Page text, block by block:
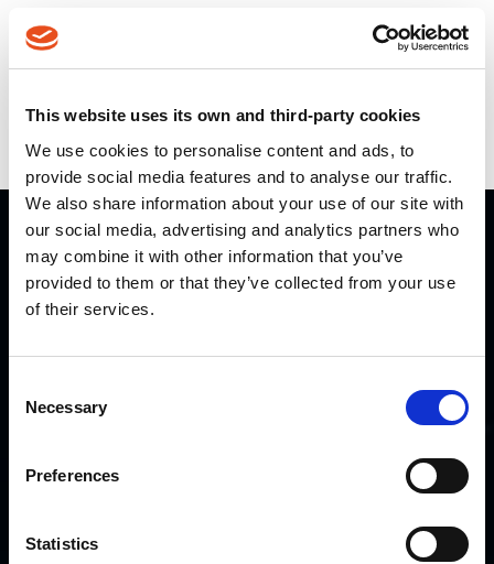
This website uses its own and third-party cookies
We use cookies to personalise content and ads, to
provide social media features and to analyse our traffic.
We also share information about your use of our site with
our social media, advertising and analytics partners who
may combine it with other information that you’ve
provided to them or that they’ve collected from your use
of their services.
Selection
Necessary
Preferences
Statistics
fiable.
SITIO
Home
Política de Privacidad